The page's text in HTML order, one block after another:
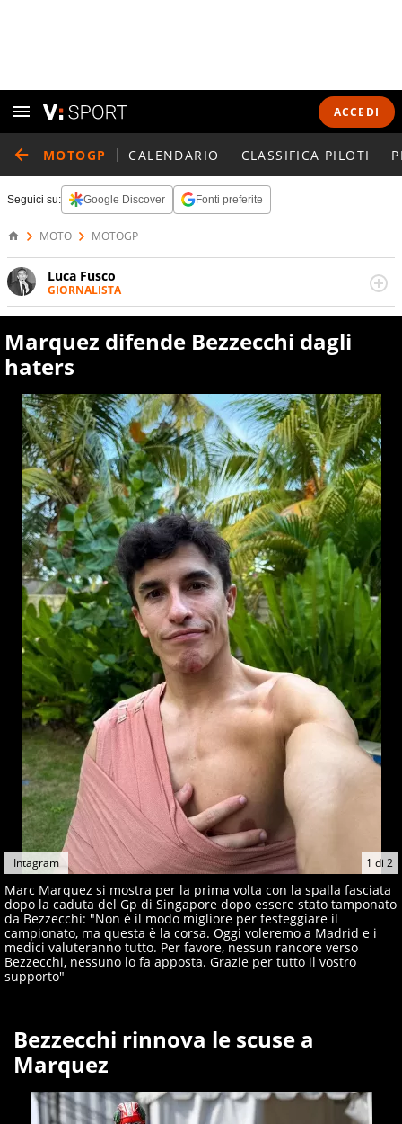
ACCEDI
MOTOGP CALENDARIO CLASSIFICA PILOTI
Seguici su: Google Discover Fonti preferite
MOTO MOTOGP
Luca Fusco
GIORNALISTA
Giornalista multimediale. Quando si accendono i motori,
sul podio
Marquez difende Bezzecchi dagli
haters
1 di 2
Intagram
Marc Marquez si mostra per la prima volta con la spalla fasciata
dopo la caduta del Gp di Singapore dopo essere stato tamponato
da Bezzecchi: "Non è il modo migliore per festeggiare il
campionato, ma questa è la corsa. Oggi voleremo a Madrid e i
medici valuteranno tutto. Per favore, nessun rancore verso
Bezzecchi, nessuno lo fa apposta. Grazie per tutto il vostro
supporto"
Bezzecchi rinnova le scuse a
Marquez